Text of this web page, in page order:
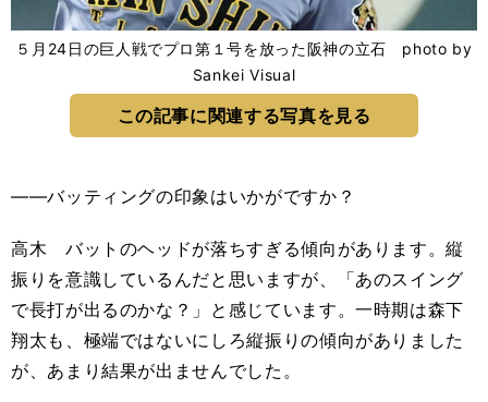
５月24日の巨人戦でプロ第１号を放った阪神の立石 photo by
Sankei Visual
この記事に関連する写真を見る
――バッティングの印象はいかがですか？
高木 バットのヘッドが落ちすぎる傾向があります。縦
振りを意識しているんだと思いますが、「あのスイング
で長打が出るのかな？」と感じています。一時期は森下
翔太も、極端ではないにしろ縦振りの傾向がありました
が、あまり結果が出ませんでした。